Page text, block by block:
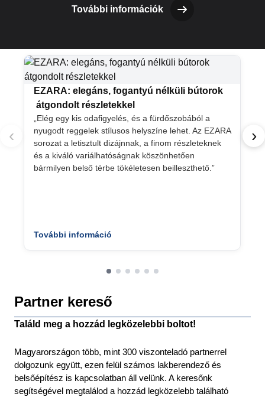
További információk
EZARA: elegáns, fogantyú nélküli bútorok
átgondolt részletekkel
„Elég egy kis odafigyelés, és a fürdőszobából a
nyugodt reggelek stílusos helyszíne lehet. Az EZARA
sorozat a letisztult dizájnnak, a finom részleteknek
és a kiváló variálhatóságnak köszönhetően
bármilyen belső térbe tökéletesen beilleszthető.”
További információ
‹ ›
Partner kereső
Találd meg a hozzád legközelebbi boltot!
Magyarországon több, mint 300 viszonteladó partnerrel
dolgozunk együtt, ezen felül számos lakberendező és
belsőépítész is kapcsolatban áll velünk. A keresőnk
segítségével megtalálod a hozzád legközelebb található